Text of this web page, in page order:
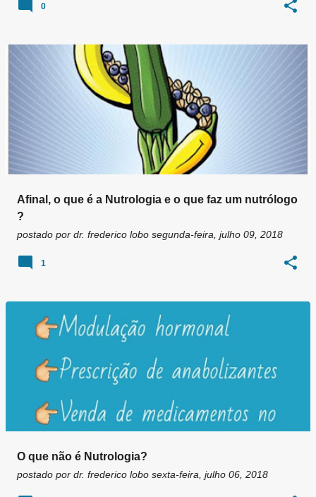
0
Afinal, o que é a Nutrologia e o que faz um nutrólogo
?
postado por dr. frederico lobo segunda-feira, julho 09, 2018
1
O que não é Nutrologia?
postado por dr. frederico lobo sexta-feira, julho 06, 2018